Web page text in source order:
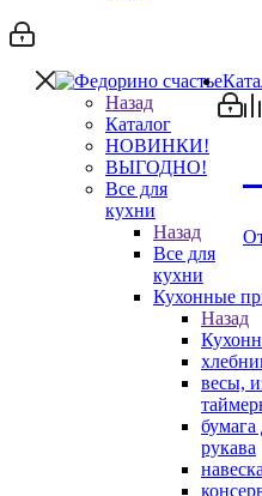
Назад
Каталог
НОВИНКИ!
ВЫГОДНО!
Все для
кухни
Назад
Все для
кухни
Кухонные
Назад
весы,
бумага
рукава
навеска